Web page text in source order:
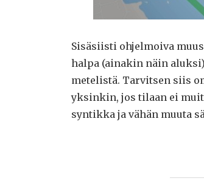
Sisäsiisti ohjelmoiva
halpa (ainakin näin
metelistä. Tarvitsen siis
yksinkin, jos tilaan ei
syntikka ja vähän muuta